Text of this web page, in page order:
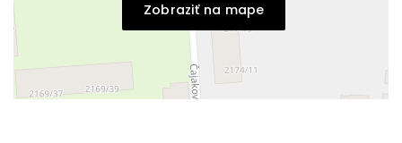
Zobraziť na mape